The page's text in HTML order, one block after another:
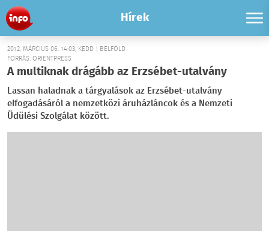
Hírek
2012. MÁRCIUS 06. 14:03, KEDD | BELFÖLD
FORRÁS: ORIENTPRESS
A multiknak drágább az Erzsébet-utalvány
Lassan haladnak a tárgyalások az Erzsébet-utalvány
elfogadásáról a nemzetközi áruházláncok és a Nemzeti
Üdülési Szolgálat között.